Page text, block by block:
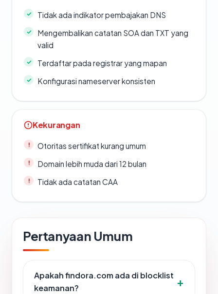
Tidak ada indikator pembajakan DNS
Mengembalikan catatan SOA dan TXT yang
valid
Terdaftar pada registrar yang mapan
Konfigurasi nameserver konsisten
Kekurangan
Otoritas sertifikat kurang umum
Domain lebih muda dari 12 bulan
Tidak ada catatan CAA
Pertanyaan Umum
Apakah findora.com ada di blocklist
keamanan?